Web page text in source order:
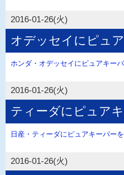
2016-01-26(火)
オデッセイにピュ
ホンダ・オデッセイにピュアキー
2016-01-26(火)
ティーダにピュア
日産・ティーダにピュアキーパー
2016-01-26(火)